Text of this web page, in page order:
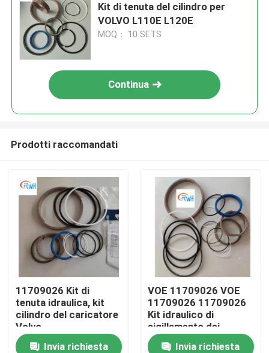
Casa
Kit di tenuta del cilindro per
VOLVO L110E L120E
MOQ： 10 SETS
Continua
Prodotti raccomandati
11709026 Kit di
tenuta idraulica, kit
cilindro del caricatore
Volvo
Invia richiesta
VOE 11709026 VOE
11709026 11709026
Kit idraulico di
sigillamento dei
cilindri
Invia richiesta